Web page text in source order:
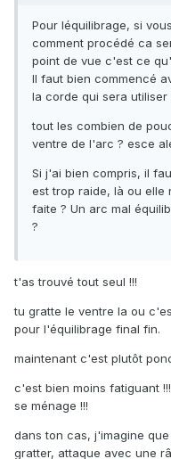
Pour léquilibrage, si
comment procédé ca
point de vue c'est ce
Il faut bien commencé
la corde qui sera utiliser
tout les combien de
ventre de l'arc ? esce
Si j'ai bien compris, il
est trop raide, là ou elle
faite ? Un arc mal
?
t'as trouvé tout seul !!!
tu gratte le ventre la ou
pour l'équilibrage final fin.
maintenant c'est plutôt
c'est bien moins fatiguant
se ménage !!!
dans ton cas, j'imagine
gratter, attaque avec une